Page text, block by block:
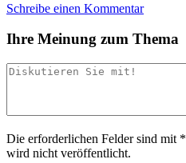
Schreibe einen Kommentar
Ihre Meinung zum Thema
Die erforderlichen Felder sind mit *
wird nicht veröffentlicht.